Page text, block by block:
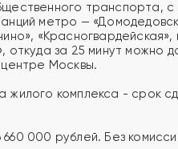
транспорта,
метро —
откуда за 25 минут можно
центре Москвы.
жилого комплекса - срок
000 рублей. Без